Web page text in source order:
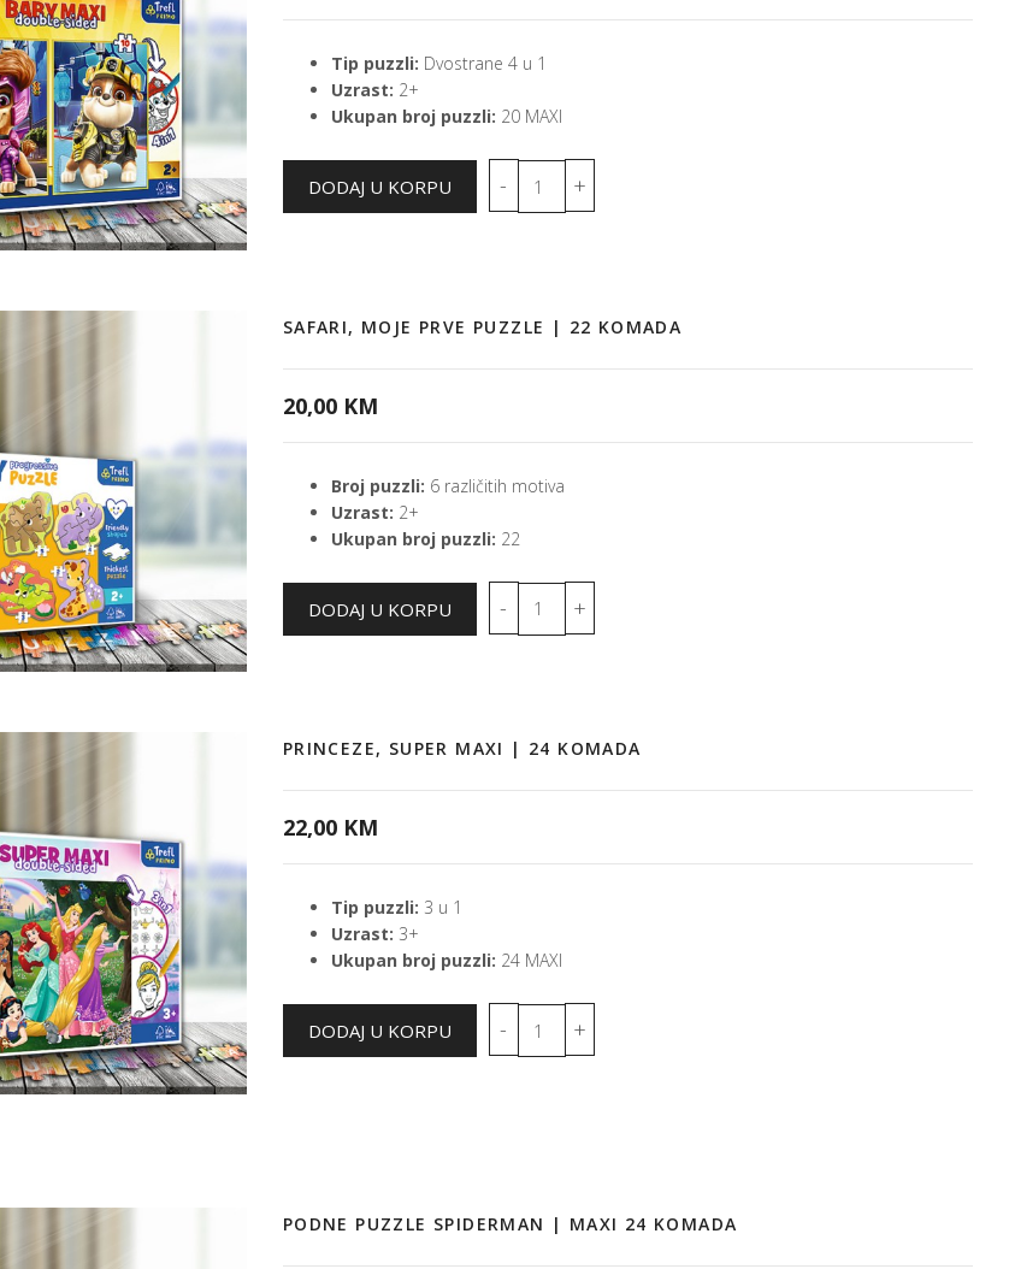
Tip puzzli: Dvostrane 4 u 1
Uzrast: 2+
Ukupan broj puzzli: 20 MAXI
SAFARI, MOJE PRVE PUZZLE | 22 KOMADA
20,00 KM
Broj puzzli: 6 različitih motiva
Uzrast: 2+
Ukupan broj puzzli: 22
PRINCEZE, SUPER MAXI | 24 KOMADA
22,00 KM
Tip puzzli: 3 u 1
Uzrast: 3+
Ukupan broj puzzli: 24 MAXI
PODNE PUZZLE SPIDERMAN | MAXI 24 KOMADA